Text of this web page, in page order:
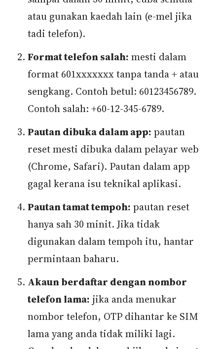
atau gunakan kaedah lain (e-mel jika
tadi telefon).
Format telefon salah: mesti dalam
format 601xxxxxxx tanpa tanda + atau
sengkang. Contoh betul: 60123456789.
Contoh salah: +60-12-345-6789.
Pautan dibuka dalam app: pautan
reset mesti dibuka dalam pelayar web
(Chrome, Safari). Pautan dalam app
gagal kerana isu teknikal aplikasi.
Pautan tamat tempoh: pautan reset
hanya sah 30 minit. Jika tidak
digunakan dalam tempoh itu, hantar
permintaan baharu.
Akaun berdaftar dengan nombor
telefon lama: jika anda menukar
nombor telefon, OTP dihantar ke SIM
lama yang anda tidak miliki lagi.